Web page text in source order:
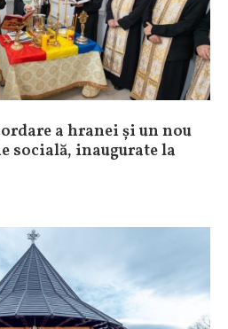
a hranei și un nou
socială, inaugurate la